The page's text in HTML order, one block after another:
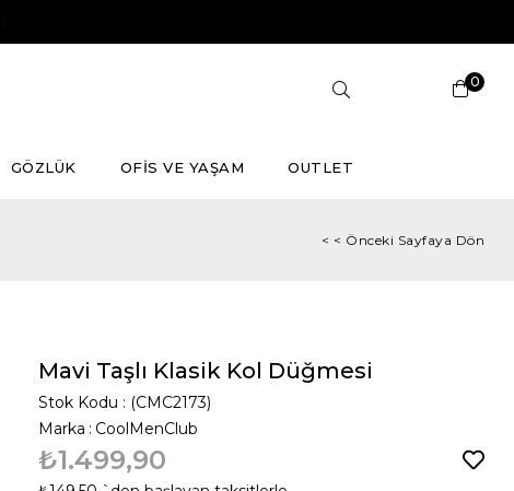
0
GÖZLÜK OFİS VE YAŞAM OUTLET
< < Önceki Sayfaya Dön
Mavi Taşlı Klasik Kol Düğmesi
Stok Kodu
(CMC2173)
Marka : CoolMenClub
₺1.499,90